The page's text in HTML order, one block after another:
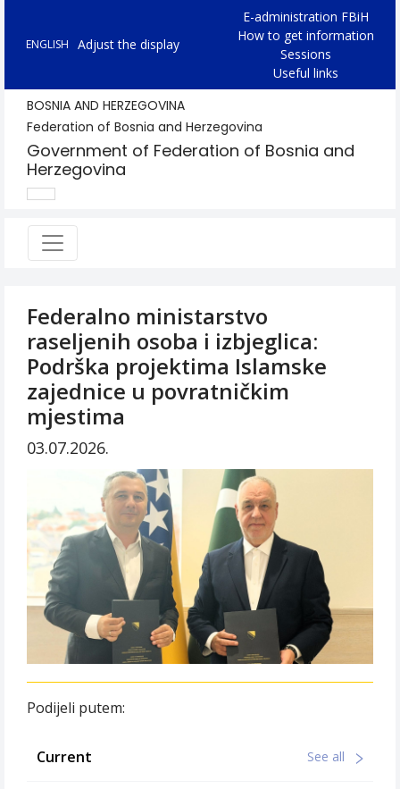
ENGLISH Adjust the display
E-administration FBiH
How to get information
Sessions
Useful links
BOSNIA AND HERZEGOVINA
Federation of Bosnia and Herzegovina
Government of Federation of Bosnia and
Herzegovina
Federalno ministarstvo
raseljenih osoba i izbjeglica:
Podrška projektima Islamske
zajednice u povratničkim
mjestima
03.07.2026.
Podijeli putem:
Current See all